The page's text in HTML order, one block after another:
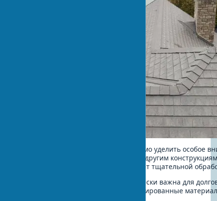
После установки покрытия необходимо уделить особое
стыков и мест примыканий кровли к другим
трубы, мансардные окна – все требует тщательной
Качественная герметизация критически важна для
используются следующие специализированные